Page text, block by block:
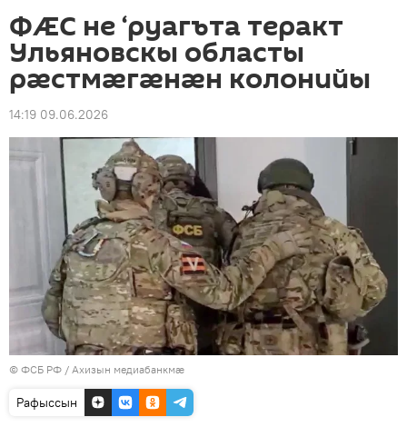
ФÆС не ‘руагъта теракт
Ульяновскы областы
рæстмæгæнæн колонийы
14:19 09.06.2026
© ФСБ РФ / Ахизын медиабанкмæ
Рафыссын